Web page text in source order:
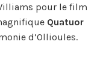
pour le film
Quatuor
d’Ollioules.